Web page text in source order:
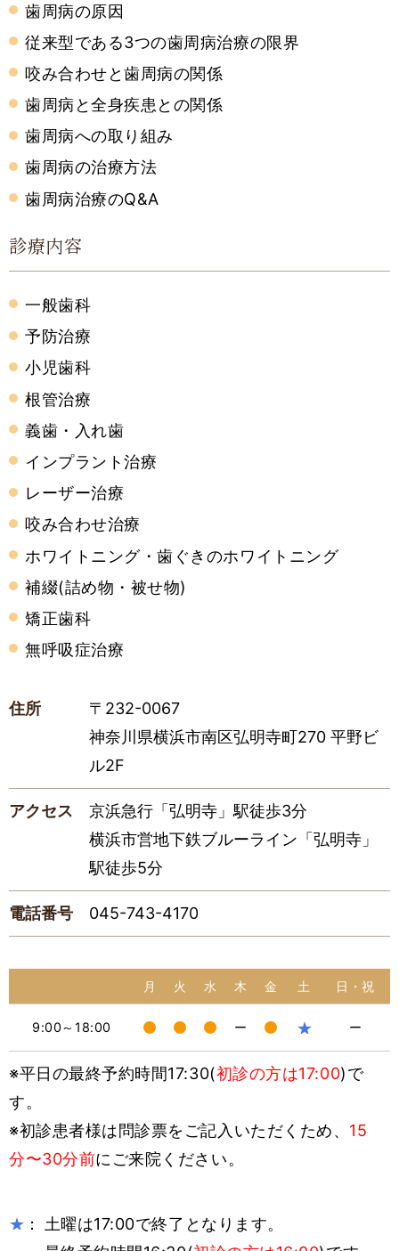
歯周病の原因
従来型である3つの歯周病治療の限界
咬み合わせと歯周病の関係
歯周病と全身疾患との関係
歯周病への取り組み
歯周病の治療方法
歯周病治療のQ&A
診療内容
一般歯科
予防治療
小児歯科
根管治療
義歯・入れ歯
インプラント治療
レーザー治療
咬み合わせ治療
ホワイトニング・歯ぐきのホワイトニング
補綴(詰め物・被せ物)
矯正歯科
無呼吸症治療
住所
〒232-0067
神奈川県横浜市南区弘明寺町270 平野ビ
ル2F
アクセス
京浜急行「弘明寺」駅徒歩3分
横浜市営地下鉄ブルーライン「弘明寺」
駅徒歩5分
電話番号 045-743-4170
月 火 水 木 金 土 日・祝
9:00～18:00 ー ★ ー
※平日の最終予約時間17:30(初診の方は17:00)で
す。
※初診患者様は問診票をご記入いただくため、 15
分〜30分前にご来院ください。
★ ：
土曜は17:00で終了となります。